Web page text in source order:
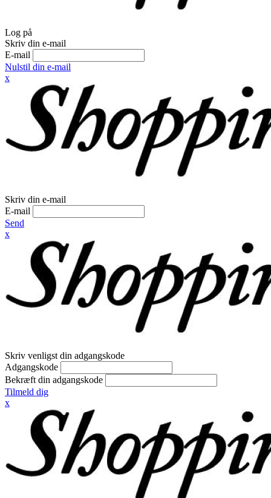
Log på
Skriv din e-mail
E-mail
Nulstil din e-mail
x
Skriv din e-mail
E-mail
Send
x
Skriv venligst din adgangskode
Adgangskode
Bekræft din adgangskode
Tilmeld dig
x